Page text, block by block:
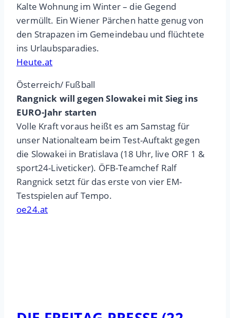
Kalte Wohnung im Winter – die Gegend
vermüllt. Ein Wiener Pärchen hatte genug von
den Strapazen im Gemeindebau und flüchtete
ins Urlaubsparadies.
Heute.at
Österreich/ Fußball
Rangnick will gegen Slowakei mit Sieg ins
EURO-Jahr starten
Volle Kraft voraus heißt es am Samstag für
unser Nationalteam beim Test-Auftakt gegen
die Slowakei in Bratislava (18 Uhr, live ORF 1 &
sport24-Liveticker). ÖFB-Teamchef Ralf
Rangnick setzt für das erste von vier EM-
Testspielen auf Tempo.
oe24.at